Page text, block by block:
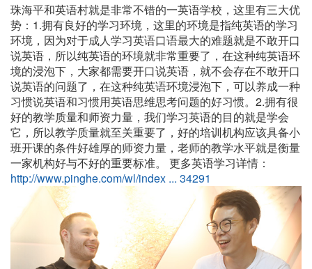
珠海平和英语村就是非常不错的一英语学校，这里有三大优
势：1.拥有良好的学习环境，这里的环境是指纯英语的学习
环境，因为对于成人学习英语口语最大的难题就是不敢开口
说英语，所以纯英语的环境就非常重要了，在这种纯英语环
境的浸泡下，大家都需要开口说英语，就不会存在不敢开口
说英语的问题了，在这种纯英语环境浸泡下，可以养成一种
习惯说英语和习惯用英语思维思考问题的好习惯。2.拥有很
好的教学质量和师资力量，我们学习英语的目的就是学会
它，所以教学质量就至关重要了，好的培训机构应该具备小
班开课的条件好雄厚的师资力量，老师的教学水平就是衡量
一家机构好与不好的重要标准。
更多英语学习详情：
http://www.pinghe.com/wl/index ... 34291